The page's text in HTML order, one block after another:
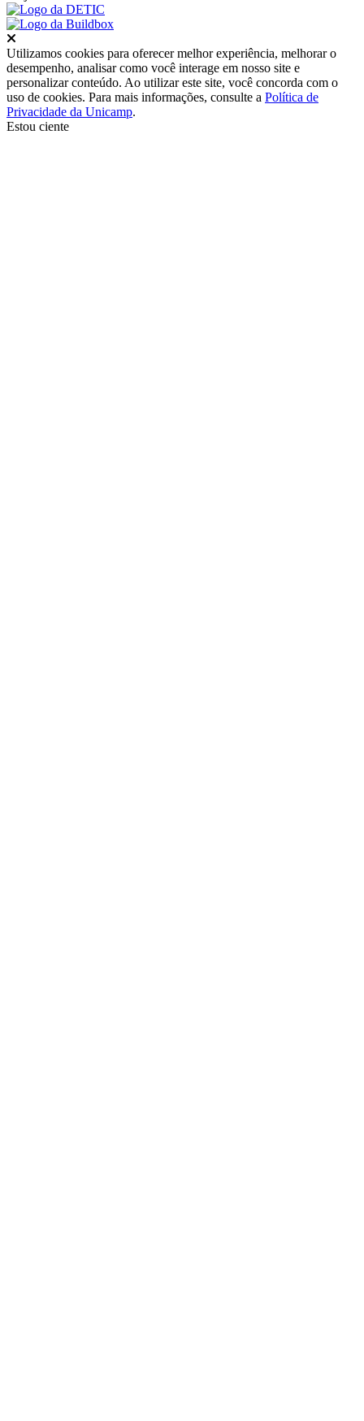
Utilizamos cookies para oferecer melhor experiência, melhorar o
desempenho, analisar como você interage em nosso site e
personalizar conteúdo. Ao utilizar este site, você concorda com o
uso de cookies. Para mais informações, consulte a Política de
Privacidade da Unicamp.
Estou ciente